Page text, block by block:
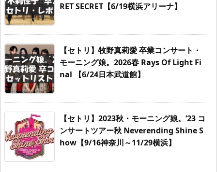
RET SECRET【6/19横浜アリーナ】
【セトリ】牧野真莉愛 卒業コンサート・
モーニング娘。2026春 Rays Of Light Fi
nal 【6/24日本武道館】
【セトリ】2023秋・モーニング娘。’23 コ
ンサートツアー秋 Neverending Shine S
how【9/16神奈川～11/29横浜】